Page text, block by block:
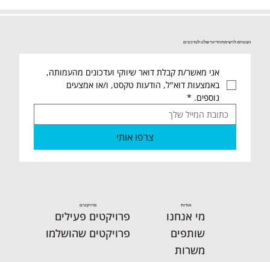
23.07 שישי שלום אחיות ואחים🙋‍♂️ סיכום
שבועי מהמרלו"ג הארצי ו"החממה
הצטרפו לרשימת הדיוור שלנו לעדכונים
נוספים. *
צרפו אותי
אודות
מי אנחנו
שותפים
משרות
פרויקטים
פרויקטים פעילים
פרויקטים שהושלמו